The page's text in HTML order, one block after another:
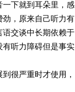
一下就到耳朵里，感
劲，原来自己听力有
语交谈中长期依赖于
有听力障碍但是事实
很严重时才使用，